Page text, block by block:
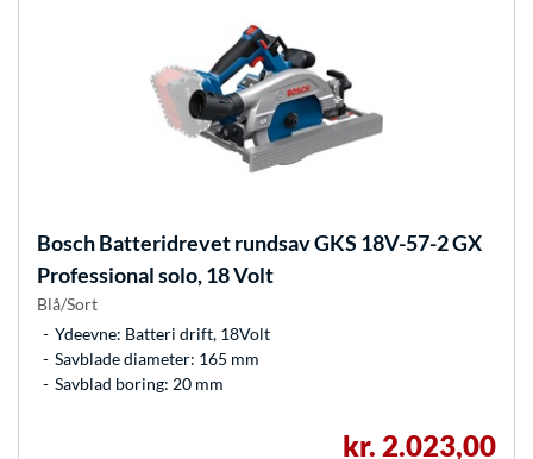
BoschBatteridrevet rundsav GKS 18V-57-2 GX
Professional solo, 18 Volt
Blå/Sort
Ydeevne: Batteri drift, 18Volt
Savblade diameter: 165 mm
Savblad boring: 20 mm
kr. 2.023,00